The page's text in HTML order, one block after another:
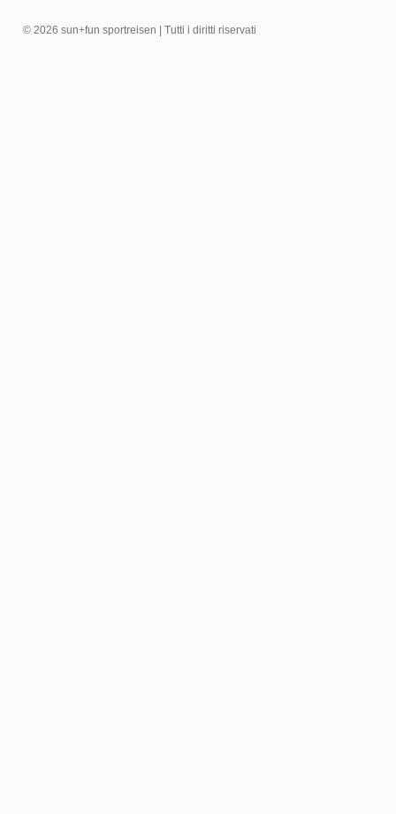
© 2026 sun+fun sportreisen | Tutti i diritti riservati